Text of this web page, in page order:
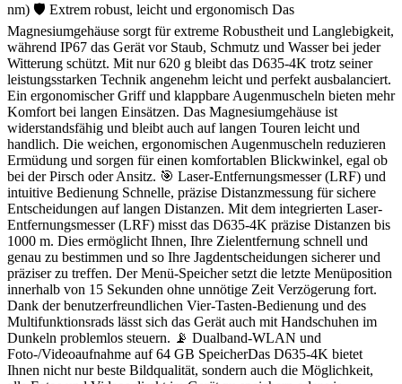
nm) 🛡 Extrem robust, leicht und ergonomisch Das
Magnesiumgehäuse sorgt für extreme Robustheit und Langlebigkeit,
während IP67 das Gerät vor Staub, Schmutz und Wasser bei jeder
Witterung schützt. Mit nur 620 g bleibt das D635-4K trotz seiner
leistungsstarken Technik angenehm leicht und perfekt ausbalanciert.
Ein ergonomischer Griff und klappbare Augenmuscheln bieten mehr
Komfort bei langen Einsätzen. Das Magnesiumgehäuse ist
widerstandsfähig und bleibt auch auf langen Touren leicht und
handlich. Die weichen, ergonomischen Augenmuscheln reduzieren
Ermüdung und sorgen für einen komfortablen Blickwinkel, egal ob
bei der Pirsch oder Ansitz. 🎯 Laser-Entfernungsmesser (LRF) und
intuitive Bedienung Schnelle, präzise Distanzmessung für sichere
Entscheidungen auf langen Distanzen. Mit dem integrierten Laser-
Entfernungsmesser (LRF) misst das D635-4K präzise Distanzen bis
1000 m. Dies ermöglicht Ihnen, Ihre Zielentfernung schnell und
genau zu bestimmen und so Ihre Jagdentscheidungen sicherer und
präziser zu treffen. Der Menü-Speicher setzt die letzte Menüposition
innerhalb von 15 Sekunden ohne unnötige Zeit Verzögerung fort.
Dank der benutzerfreundlichen Vier-Tasten-Bedienung und des
Multifunktionsrads lässt sich das Gerät auch mit Handschuhen im
Dunkeln problemlos steuern. 📡 Dualband-WLAN und
Foto-/Videoaufnahme auf 64 GB SpeicherDas D635-4K bietet
Ihnen nicht nur beste Bildqualität, sondern auch die Möglichkeit,